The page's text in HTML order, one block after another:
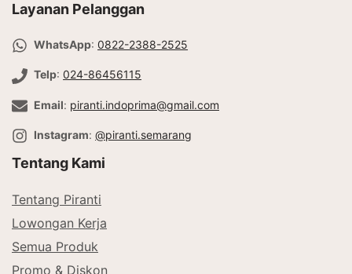
Layanan Pelanggan
WhatsApp:0822-2388-2525
Telp:024-86456115
Email: piranti.indoprima@gmail.com
Instagram:@piranti.semarang
Tentang Kami
Tentang Piranti
Lowongan Kerja
Semua Produk
Promo & Diskon